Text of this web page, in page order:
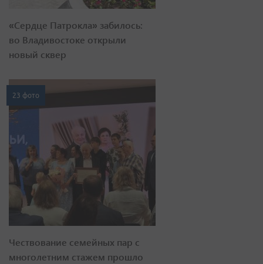
«Сердце Патрокла» забилось:
во Владивостоке открыли
новый сквер
23 фото
Чествование семейных пар с
многолетним стажем прошло